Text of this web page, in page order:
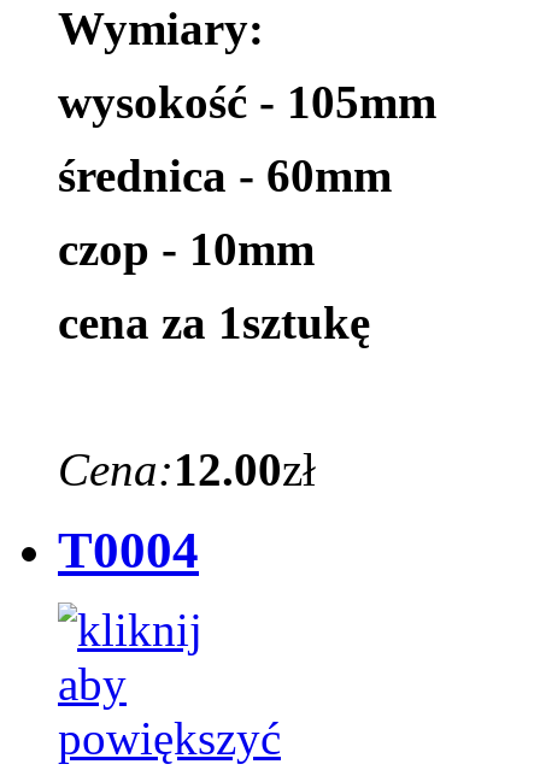
Wymiary:
wysokość - 105mm
średnica - 60mm
czop - 10mm
cena za 1sztukę
Cena:12.00zł
T0004